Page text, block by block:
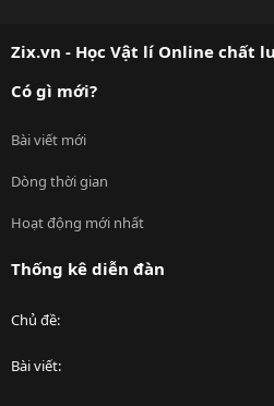
Zix.vn - Học Vật lí Online chất
Có gì mới?
Bài viết mới
Dòng thời gian
Hoạt động mới nhất
Thống kê diễn đàn
Chủ đề
Bài viết